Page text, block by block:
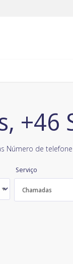
+46
Número de
Serviço
Chamadas